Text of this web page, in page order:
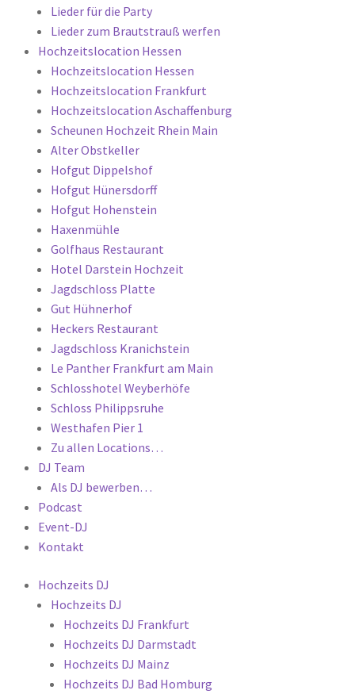
Lieder für die Party
Lieder zum Brautstrauß werfen
Hochzeitslocation Hessen
Hochzeitslocation Hessen
Hochzeitslocation Frankfurt
Hochzeitslocation Aschaffenburg
Scheunen Hochzeit Rhein Main
Alter Obstkeller
Hofgut Dippelshof
Hofgut Hünersdorff
Hofgut Hohenstein
Haxenmühle
Golfhaus Restaurant
Hotel Darstein Hochzeit
Jagdschloss Platte
Gut Hühnerhof
Heckers Restaurant
Jagdschloss Kranichstein
Le Panther Frankfurt am Main
Schlosshotel Weyberhöfe
Schloss Philippsruhe
Westhafen Pier 1
Zu allen Locations…
DJ Team
Als DJ bewerben…
Podcast
Event-DJ
Kontakt
Hochzeits DJ
Hochzeits DJ
Hochzeits DJ Frankfurt
Hochzeits DJ Darmstadt
Hochzeits DJ Mainz
Hochzeits DJ Bad Homburg